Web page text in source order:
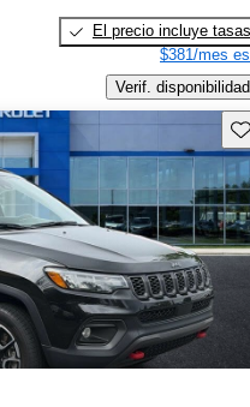
El precio incluye tasas
$381/mes
Verif. disponibilidad